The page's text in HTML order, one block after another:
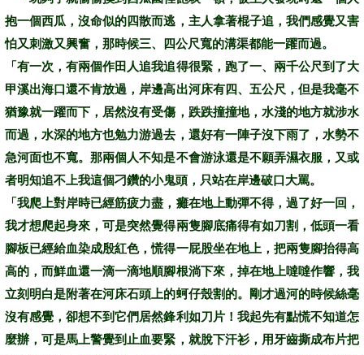
抱一個西瓜，沒命似的四散而逃，主人拿著棍子追，我們感覺又害
怕又刺激又興奮，那時候三、
四公尺寬的溝渠都能一躍而過。
「有一次，有兩個作田人追我追得很緊，跑了一、 兩千公尺到了大
甲溪出海口還不肯放過，岸邊高出河床有四、 五公尺 ，但是我毫不
猶豫就一躍而下，居然沒有受傷，跌跌撞撞地，水淺的地方就涉水
而過，水深的地方也勉力游過去，還好有一陣子沒下雨了，水勢不
急河面也不寬。那兩個人不知是不會游泳還是不願弄濕衣服，又或
者明知追不上我這個刁鑽的小鬼頭，只站在岸邊破口大罵。
「我爬上對岸時已經筋疲力盡，癱在地上動彈不得，過了好一回，
我才想爬起身來，可是突然覺得兩隻腳底痛得有如刀割，低頭一看
腳板已經給血染成殷紅色，慌得一屁股坐在地上，把兩隻腳抬得高
高的，而鮮血還一滴一滴地順腳根淌下來，掉在地上噠噠作響，我
立刻明白是附著在河床石頭上的蚵仔殼割的。剛才過河的時候絲毫
沒有感覺，卻想不到它們居然鋒利如刀片！我起先有點慌不知道怎
麼辦，可是馬上警覺到止血要緊，就脫下汗衫，用牙齒撕成布片把